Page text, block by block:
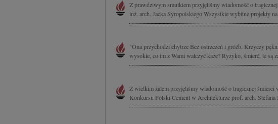
Z prawdziwym smutkiem przyjęliśmy wiadomość o
inż. arch. Jacka Syropolskiego Wszystkie wybitne projekty na
"Ona przychodzi chytrze Bez ostrzeżeń i gróźb. Krzyczy
wysokie, co im z Wami walczyć każe? Ryzyko, śmierć, te są
Z wielkim żalem przyjęliśmy wiadomość o tragicznej śmierci
Konkursu Polski Cement w Architekturze prof. arch. Stefana